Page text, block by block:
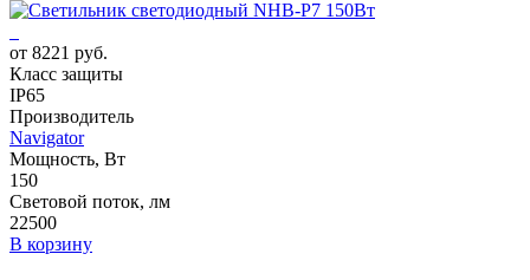
от 8221 руб.
Класс защиты
IP65
Производитель
Navigator
Мощность, Вт
150
Световой поток, лм
22500
В корзину